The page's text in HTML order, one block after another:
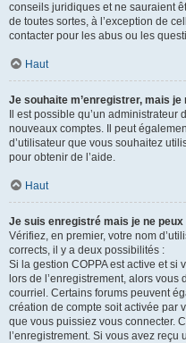
conseils juridiques et ne sauraient
de toutes sortes, à l’exception de
contacter pour les abus ou les
Haut
Je souhaite m’enregistrer, mais je
Il est possible qu’un
nouveaux comptes. Il peut
d’utilisateur que vous souhaitez
pour obtenir de l’aide.
Haut
Je suis enregistré mais je ne
Vérifiez, en premier, votre nom
corrects, il y a deux possibilités :
Si la gestion COPPA est active et
lors de l’enregistrement, alors
courriel. Certains forums peuvent
création de compte soit activée par
que vous puissiez vous connecter.
l’enregistrement. Si vous avez